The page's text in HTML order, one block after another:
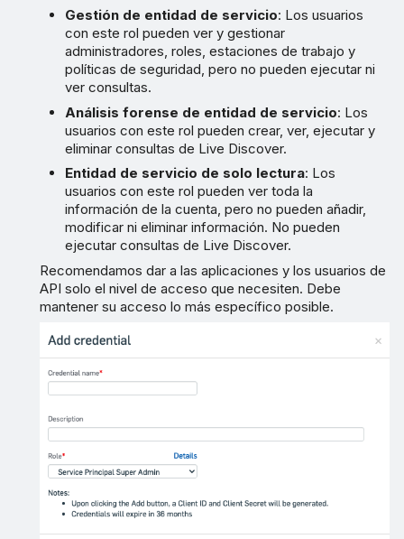
Gestión de entidad de servicio: Los usuarios
con este rol pueden ver y gestionar
administradores, roles, estaciones de trabajo y
políticas de seguridad, pero no pueden ejecutar ni
ver consultas.
Análisis forense de entidad de servicio: Los
usuarios con este rol pueden crear, ver, ejecutar y
eliminar consultas de Live Discover.
Entidad de servicio de solo lectura: Los
usuarios con este rol pueden ver toda la
información de la cuenta, pero no pueden añadir,
modificar ni eliminar información. No pueden
ejecutar consultas de Live Discover.
Recomendamos dar a las aplicaciones y los usuarios de
API solo el nivel de acceso que necesiten. Debe
mantener su acceso lo más específico posible.